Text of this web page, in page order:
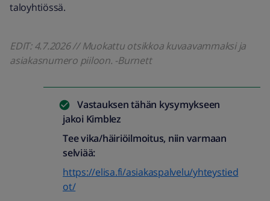
taloyhtiössä.
EDIT: 4.7.2026 // Muokattu otsikkoa kuvaavammaksi ja
asiakasnumero piiloon. -Burnett
Vastauksen tähän kysymykseen
jakoi Kimblez
Tee vika/häiriöilmoitus, niin varmaan
selviää:
https://elisa.fi/asiakaspalvelu/yhteystied
ot/